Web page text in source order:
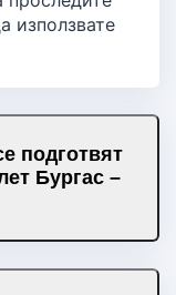
използвате
подготвят
Бургас –